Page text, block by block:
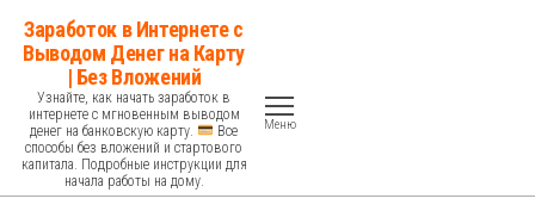
Перейти
содержимому
Заработок в Интернете с
Выводом Денег на Карту
| Без Вложений
Узнайте, как начать заработок в
интернете с мгновенным выводом
денег на банковскую карту.
Все
способы без вложений и стартового
капитала. Подробные инструкции для
начала работы на дому.
Меню